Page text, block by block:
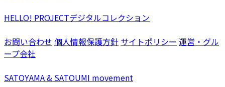
HELLO! PROJECTデジタルコレクション
お問い合わせ 個人情報保護方針 サイトポリシー 運営・グル
ープ会社
SATOYAMA & SATOUMI movement